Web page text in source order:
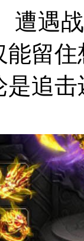
遭遇
留
追